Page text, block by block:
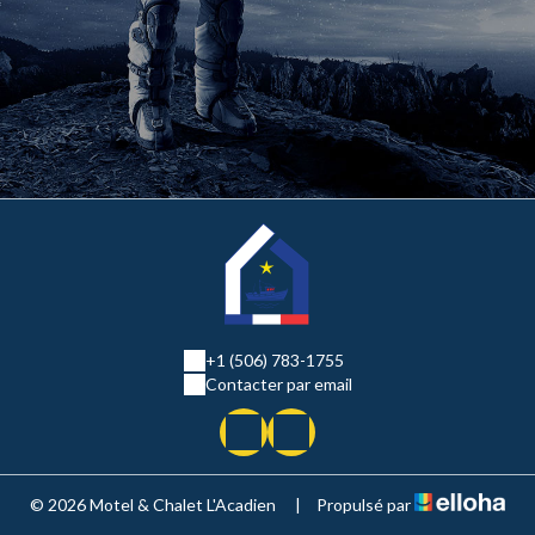
+1 (506) 783-1755
Contacter par email
© 2026 Motel & Chalet L'Acadien | Propulsé par